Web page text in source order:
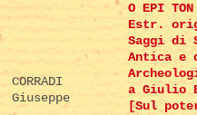
CORRADI
Giuseppe
O EPI TON
Estr.
Saggi di
Antica e
a Giulio
[Sul